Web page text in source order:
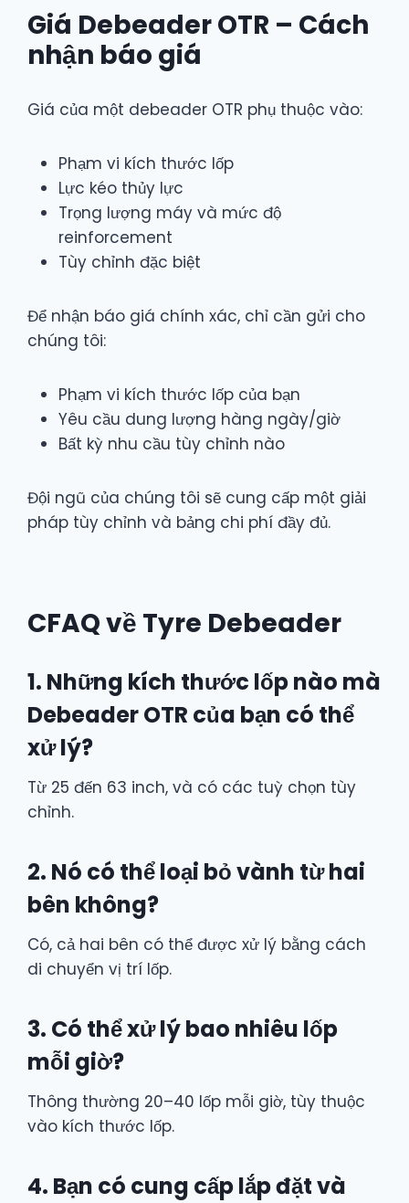
Giá Debeader OTR – Cách
nhận báo giá
Giá của một debeader OTR phụ thuộc vào:
Phạm vi kích thước lốp
Lực kéo thủy lực
Trọng lượng máy và mức độ
reinforcement
Tùy chỉnh đặc biệt
Để nhận báo giá chính xác, chỉ cần gửi cho
chúng tôi:
Phạm vi kích thước lốp của bạn
Yêu cầu dung lượng hàng ngày/giờ
Bất kỳ nhu cầu tùy chỉnh nào
Đội ngũ của chúng tôi sẽ cung cấp một giải
pháp tùy chỉnh và bảng chi phí đầy đủ.
CFAQ về Tyre Debeader
1. Những kích thước lốp nào mà
Debeader OTR của bạn có thể
xử lý?
Từ 25 đến 63 inch, và có các tuỳ chọn tùy
chỉnh.
2. Nó có thể loại bỏ vành từ hai
bên không?
Có, cả hai bên có thể được xử lý bằng cách
di chuyển vị trí lốp.
3. Có thể xử lý bao nhiêu lốp
mỗi giờ?
Thông thường 20–40 lốp mỗi giờ, tùy thuộc
vào kích thước lốp.
4. Bạn có cung cấp lắp đặt và